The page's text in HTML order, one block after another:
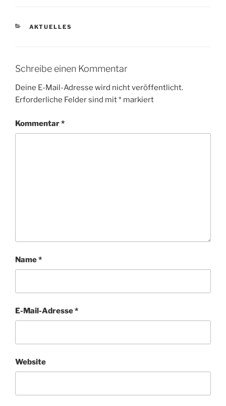
KATEGORIEN
AKTUELLES
Schreibe einen Kommentar
Deine E-Mail-Adresse wird nicht veröffentlicht.
Erforderliche Felder sind mit* markiert
Kommentar*
Name*
E-Mail-Adresse*
Website